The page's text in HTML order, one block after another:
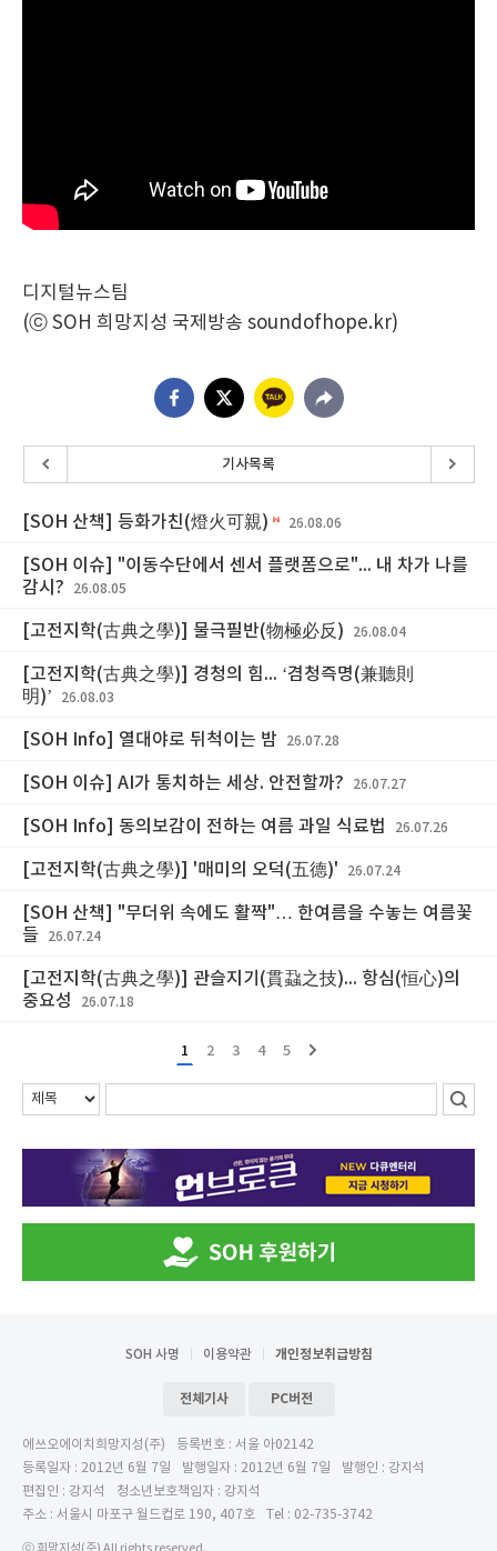
디지털뉴스팀
(ⓒ SOH 희망지성 국제방송 soundofhope.kr)
기사목록
[SOH 산책] 등화가친(燈火可親) 26.08.06
[SOH 이슈] "이동수단에서 센서 플랫폼으로"... 내 차가 나를
감시?
26.08.05
[고전지학(古典之學)] 물극필반(物極必反) 26.08.04
[고전지학(古典之學)] 경청의 힘... ‘겸청즉명(兼聽則
明)’
26.08.03
[SOH Info] 열대야로 뒤척이는 밤 26.07.28
[SOH 이슈] AI가 통치하는 세상. 안전할까? 26.07.27
[SOH Info] 동의보감이 전하는 여름 과일 식료법 26.07.26
[고전지학(古典之學)] '매미의 오덕(五德)' 26.07.24
[SOH 산책] "무더위 속에도 활짝"… 한여름을 수놓는 여름꽃
들
26.07.24
[고전지학(古典之學)] 관슬지기(貫蝨之技)... 항심(恒心)의
중요성
26.07.18
1 2 3 4 5
SOH 사명 이용약관 개인정보취급방침
전체기사 PC버전
에쓰오에이치희망지성(주)
등록번호 : 서울 아02142
등록일자 : 2012년 6월 7일
발행일자 : 2012년 6월 7일
발행인 : 강지석
편집인 : 강지석
청소년보호책임자 : 강지석
주소 : 서울시 마포구 월드컵로 190, 407호
Tel : 02-735-3742